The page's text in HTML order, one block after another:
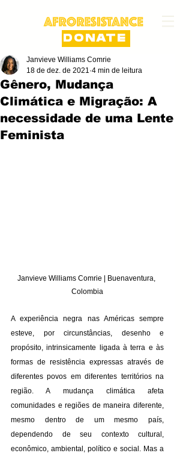
DONATE
Gênero, Mudança
Climática e Migração: A
necessidade de uma Lente
Feminista
Janvieve Williams Comrie
18 de dez. de 2021 4 min de leitura
Janvieve Williams Comrie | Buenaventura,
Colombia
A experiência negra nas Américas sempre
esteve, por circunstâncias, desenho e
propósito, intrinsicamente ligada à terra e às
formas de resistência expressas através de
diferentes povos em diferentes territórios na
região. A mudança climática afeta
comunidades e regiões de maneira diferente,
mesmo dentro de um mesmo país,
dependendo de seu contexto cultural,
econômico, ambiental, político e social. Mas a